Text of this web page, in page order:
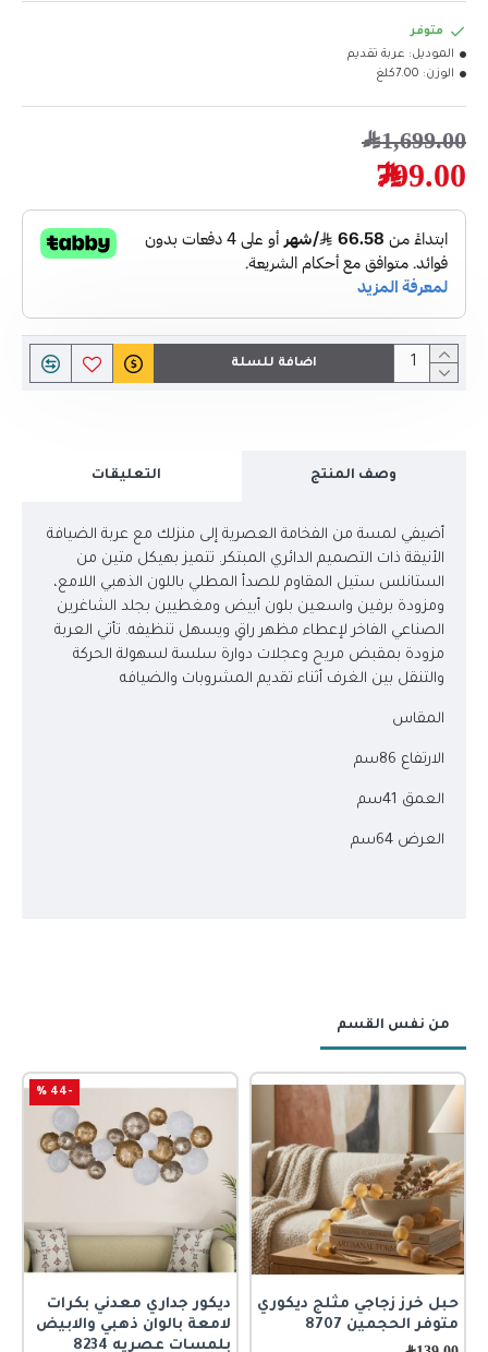
799.00﷼
1,699.00﷼
متوفر
الموديل: عربة تقديم
الوزن: 7.00كلغ
اضافة للسلة
وصف المنتج التعليقات
أضيفي لمسة من الفخامة العصرية إلى منزلك مع عربة الضيافة
الأنيقة ذات التصميم الدائري المبتكر. تتميز بهيكل متين من
الستانلس ستيل المقاوم للصدأ المطلي باللون الذهبي اللامع،
ومزودة برفين واسعين بلون أبيض ومغطيين بجلد الشاغرين
الصناعي الفاخر لإعطاء مظهر راقٍ ويسهل تنظيفه. تأتي العربة
مزودة بمقبض مريح وعجلات دوارة سلسة لسهولة الحركة
والتنقل بين الغرف أثناء تقديم المشروبات والضيافه
المقاس
الارتفاع 86سم
العمق 41سم
العرض 64سم
من نفس القسم
حبل خرز زجاجي مثلج ديكوري
متوفر الحجمين 8707
-44 %
ديكور جداري معدني بكرات
لامعة بالوان ذهبي والابيض
بلمسات عصريه 8234